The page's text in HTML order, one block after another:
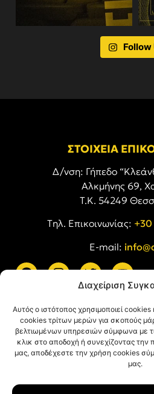
Διαχείριση
Αυτός ο ιστότοπος χρησιμοποιεί
cookies τρίτων μερών για σκοπούς
βελτιωμένων υπηρεσιών σύμφωνα με
κλικ στο αποδοχή ή συνεχίζοντας την
μας, αποδέχεστε την χρήση cookies
μας.
Follow
ΣΤΟΙΧΕΙΑ
Δ/νση: Γήπεδο
Αλκμήνης 69,
Τ.Κ. 54249
Tηλ. Επικοινωνίας:
E-mail: